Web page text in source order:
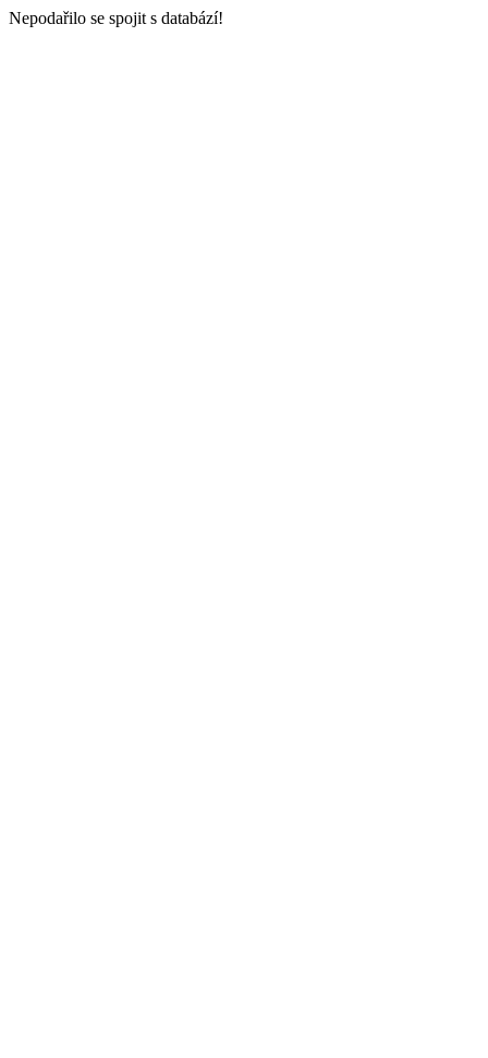
Nepodařilo se spojit s databází!